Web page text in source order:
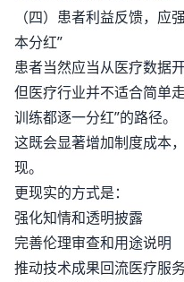
（四）患者利益反馈，应
本分红”
患者当然应当从医疗数据
但医疗行业并不适合简单
训练都逐一分红”的路径。
这既会显著增加制度成本
现。
更现实的方式是：
强化知情和透明披露
完善伦理审查和用途说明
推动技术成果回流医疗服